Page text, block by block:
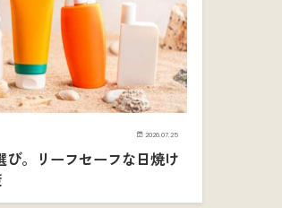
2026.07.25
び。リーフセーフな日焼け